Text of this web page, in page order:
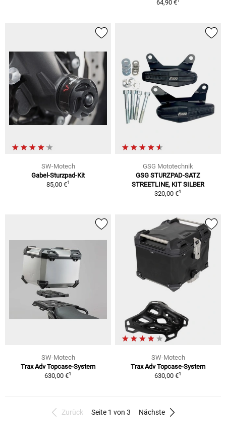
64,90 €
SW-Motech
Gabel-Sturzpad-Kit
85,00 €1
GSG Mototechnik
GSG STURZPAD-SATZ
STREETLINE, KIT SILBER
320,00 €1
SW-Motech
Trax Adv Topcase-System
630,00 €1
SW-Motech
Trax Adv Topcase-System
630,00 €1
Zurück Seite 1 von 3 Nächste